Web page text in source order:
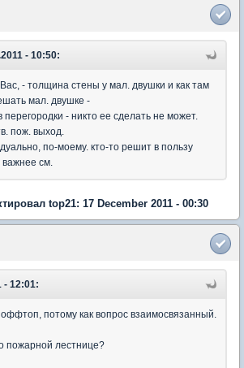
- 10:50:
- толщина стены у мал. двушки и как там
мал. двушке -
- никто ее сделать не может.
пож. выход.
по-моему. кто-то решит в пользу
важнее см.
top21: 17 December 2011 - 00:30
- 12:01:
потому как вопрос взаимосвязанный.
пожарной лестнице?